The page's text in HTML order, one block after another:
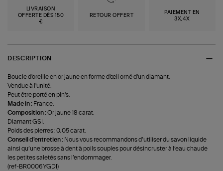
LIVRAISON
OFFERTE DÈS 150
€
RETOUR OFFERT
PAIEMENT EN
3X,4X
DESCRIPTION
Boucle d'oreille en or jaune en forme d'œil orné d'un diamant.
Vendue à l'unité.
Peut être porté en pin's.
Made in : France.
Composition :Or jaune 18 carat.
Diamant GSI.
Poids des pierres : 0,05 carat.
Conseil d'entretien : Nous vous recommandons d’utiliser du savon liquide
ainsi qu’une brosse à dent à poils souples pour désincruster à l’eau chaude
les petites saletés sans l’endommager.
(ref-BR0006YGDI)